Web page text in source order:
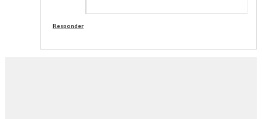
Responder